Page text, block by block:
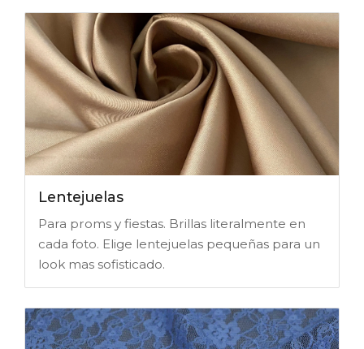
Lentejuelas
Para proms y fiestas. Brillas literalmente en
cada foto. Elige lentejuelas pequeñas para un
look mas sofisticado.